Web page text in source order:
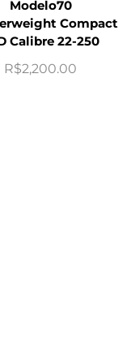
Modelo70
Compact
Calibre 22-250
R$2,200.00